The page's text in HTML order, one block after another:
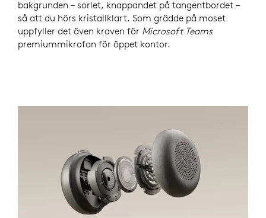
bakgrunden – sorlet, knappandet på tangentbordet –
så att du hörs kristallklart. Som grädde på moset
uppfyller det även kraven för Microsoft Teams
premiummikrofon för öppet kontor.